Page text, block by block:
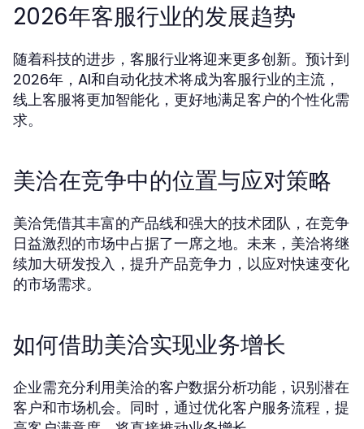
2026年客服行业的发展趋势
随着科技的进步，客服行业将迎来更多创新。预计到
2026年，AI和自动化技术将成为客服行业的主流，
线上客服将更加智能化，更好地满足客户的个性化需
求。
美洽在竞争中的位置与应对策略
美洽凭借其丰富的产品线和强大的技术团队，在竞争
日益激烈的市场中占据了一席之地。未来，美洽将继
续加大研发投入，提升产品竞争力，以应对快速变化
的市场需求。
如何借助美洽实现业务增长
企业需充分利用美洽的客户数据分析功能，识别潜在
客户和市场机会。同时，通过优化客户服务流程，提